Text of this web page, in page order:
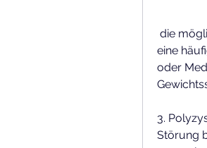
eine
oder
3.
Störung